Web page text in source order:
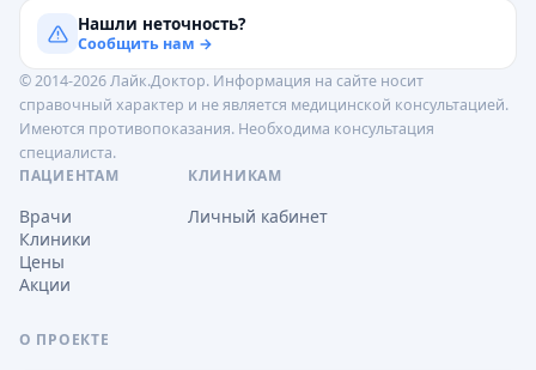
Нашли неточность?
Сообщить нам →
© 2014-2026 Лайк.Доктор. Информация на сайте носит
справочный характер и не является медицинской консультацией.
Имеются противопоказания. Необходима консультация
специалиста.
ПАЦИЕНТАМ
Врачи
Клиники
Цены
Акции
КЛИНИКАМ
Личный кабинет
О ПРОЕКТЕ